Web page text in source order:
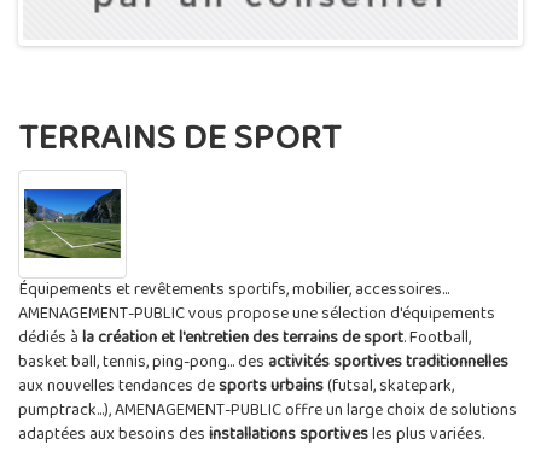
TERRAINS DE SPORT
Équipements et revêtements sportifs, mobilier, accessoires...
AMENAGEMENT-PUBLIC vous propose une sélection d'équipements
dédiés àla création et l'entretien des terrains de sport. Football,
basket ball, tennis, ping-pong... des activités sportives traditionnelles
aux nouvelles tendances desports urbains(futsal, skatepark,
pumptrack...), AMENAGEMENT-PUBLIC offre un large choix de solutions
adaptées aux besoins desinstallations sportivesles plus variées.